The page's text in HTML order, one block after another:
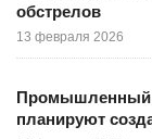
обстрелов
13 февраля 2026
Промышленный
планируют